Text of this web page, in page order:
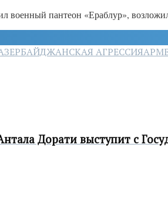
пантеон «Ераблур»,
АГРЕССИЯ
Дорати выступит с